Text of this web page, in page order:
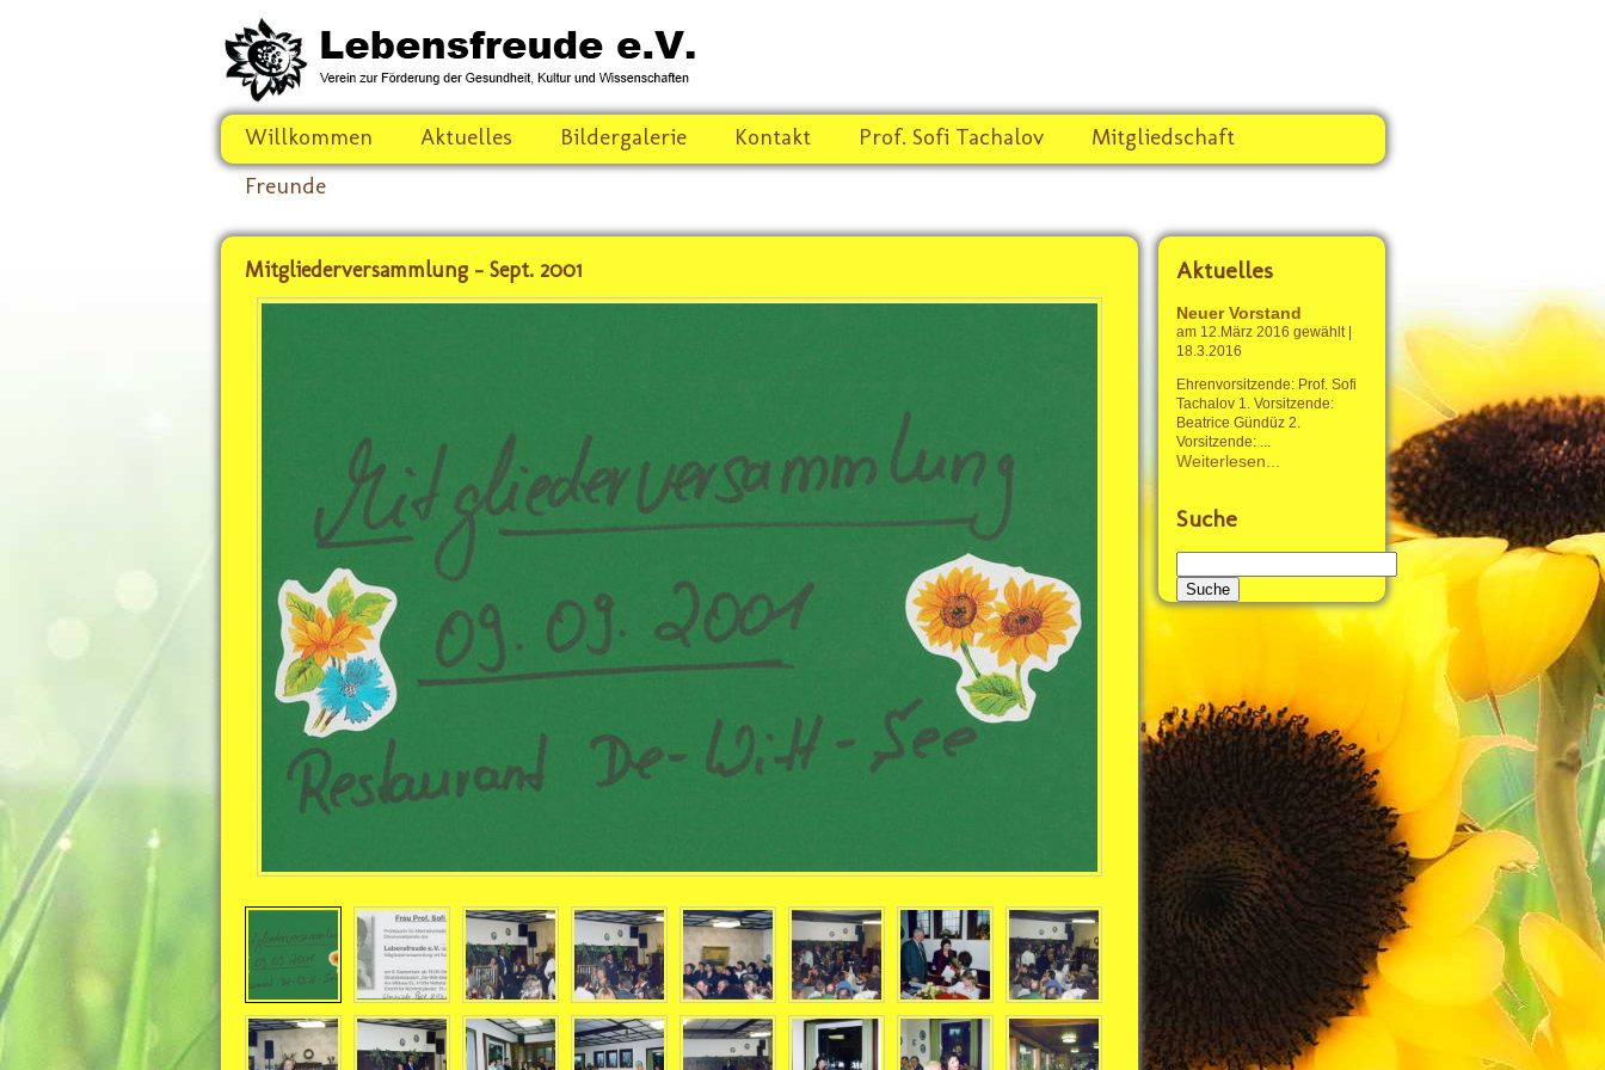
Willkommen Aktuelles Bildergalerie Kontakt Prof. Sofi Tachalov
Mitgliedschaft
Freunde
Mitgliederversammlung - Sept. 2001 Aktuelles
Neuer Vorstand
am 12.März 2016 gewählt
18.3.2016
Ehrenvorsitzende: Prof. Sofi
Tachalov 1. Vorsitzende:
Beatrice Gündüz 2.
Vorsitzende: ...
Weiterlesen...
Suche